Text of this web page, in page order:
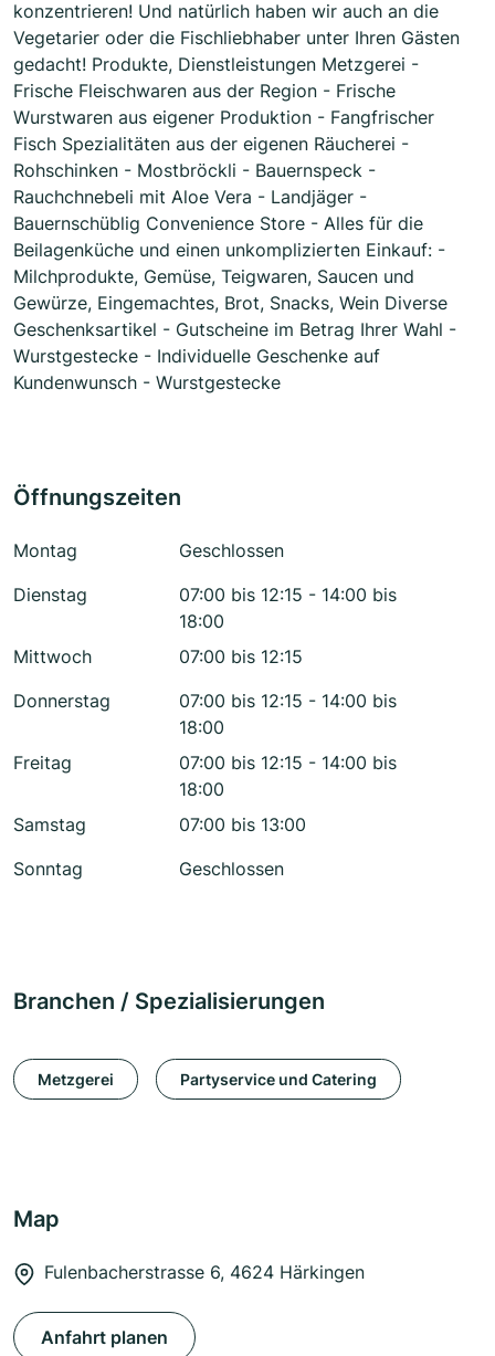
konzentrieren! Und natürlich haben wir auch an die
Vegetarier oder die Fischliebhaber unter Ihren Gästen
gedacht! Produkte, Dienstleistungen Metzgerei -
Frische Fleischwaren aus der Region - Frische
Wurstwaren aus eigener Produktion - Fangfrischer
Fisch Spezialitäten aus der eigenen Räucherei -
Rohschinken - Mostbröckli - Bauernspeck -
Rauchchnebeli mit Aloe Vera - Landjäger -
Bauernschüblig Convenience Store - Alles für die
Beilagenküche und einen unkomplizierten Einkauf: -
Milchprodukte, Gemüse, Teigwaren, Saucen und
Gewürze, Eingemachtes, Brot, Snacks, Wein Diverse
Geschenksartikel - Gutscheine im Betrag Ihrer Wahl -
Wurstgestecke - Individuelle Geschenke auf
Kundenwunsch - Wurstgestecke
Öffnungszeiten
Montag
Geschlossen
Dienstag
07:00 bis 12:15 - 14:00 bis
18:00
Mittwoch
07:00 bis 12:15
Donnerstag
07:00 bis 12:15 - 14:00 bis
18:00
Freitag
07:00 bis 12:15 - 14:00 bis
18:00
Samstag
07:00 bis 13:00
Sonntag
Geschlossen
Branchen / Spezialisierungen
Metzgerei Partyservice und Catering
Map
Fulenbacherstrasse 6, 4624 Härkingen
Anfahrt planen